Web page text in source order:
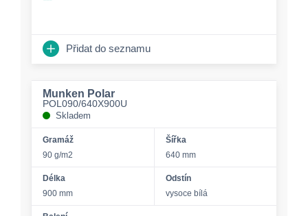
Přidat do seznamu
Munken Polar
POL090/640X900U
Skladem
Gramáž
90 g/m2
Šířka
640 mm
Délka
900 mm
Odstín
vysoce bílá